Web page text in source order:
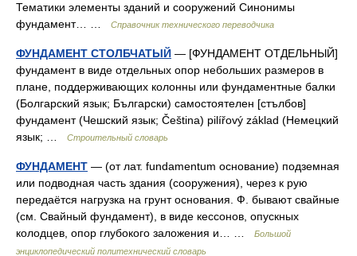
Тематики элементы зданий и сооружений Синонимы
фундамент… …
Справочник технического переводчика
ФУНДАМЕНТ СТОЛБЧАТЫЙ — [ФУНДАМЕНТ ОТДЕЛЬНЫЙ]
фундамент в виде отдельных опор небольших размеров в
плане, поддерживающих колонны или фундаментные балки
(Болгарский язык; Български) самостоятелен [стълбов]
фундамент (Чешский язык; Čeština) pilířový základ (Немецкий
язык; …
Строительный словарь
ФУНДАМЕНТ — (от лат. fundamentum основание) подземная
или подводная часть здания (сооружения), через к рую
передаётся нагрузка на грунт основания. Ф. бывают свайные
(см. Свайный фундамент), в виде кессонов, опускных
колодцев, опор глубокого заложения и… …
Большой
энциклопедический политехнический словарь